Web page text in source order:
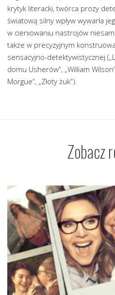
krytyk literacki, twórca prozy
światową silny wpływ wywarła
w cieniowaniu nastrojów
także w precyzyjnym
sensacyjno-detektywistycznej
domu Usherów”, „William
Morgue”, „Złoty żuk”).
Zobacz